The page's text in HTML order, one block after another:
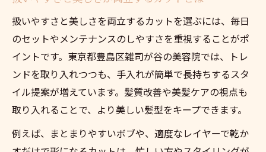
扱いやすさと美しさを両立するカットを選ぶには、毎日
のセットやメンテナンスのしやすさを重視することがポ
イントです。東京都豊島区雑司が谷の美容院では、トレ
ンドを取り入れつつも、手入れが簡単で長持ちするスタ
イル提案が増えています。髪質改善や美髪ケアの視点も
取り入れることで、より美しい髪型をキープできます。
例えば、まとまりやすいボブや、適度なレイヤーで乾か